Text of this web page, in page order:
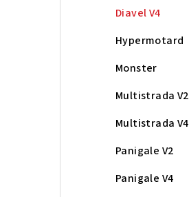
Diavel V4
Hypermotard
Monster
Multistrada V2
Multistrada V4
Panigale V2
Panigale V4